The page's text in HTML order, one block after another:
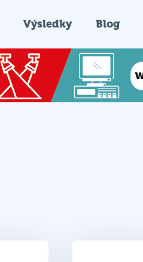
Výsledky Blog